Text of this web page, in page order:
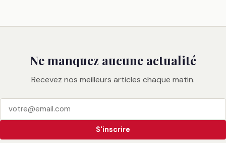
Ne manquez aucune actualité
Recevez nos meilleurs articles chaque matin.
S'inscrire